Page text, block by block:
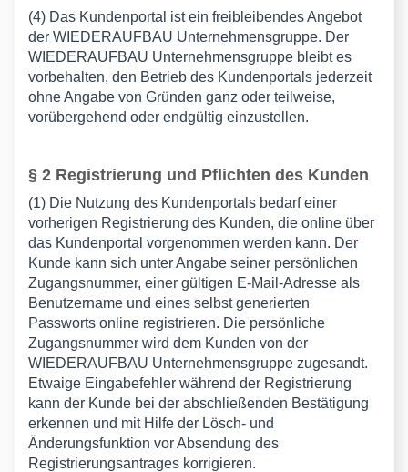
(4) Das Kundenportal ist ein freibleibendes Angebot
der WIEDERAUFBAU Unternehmensgruppe. Der
WIEDERAUFBAU Unternehmensgruppe bleibt es
vorbehalten, den Betrieb des Kundenportals jederzeit
ohne Angabe von Gründen ganz oder teilweise,
vorübergehend oder endgültig einzustellen.
§ 2 Registrierung und Pflichten des Kunden
(1) Die Nutzung des Kundenportals bedarf einer
vorherigen Registrierung des Kunden, die online über
das Kundenportal vorgenommen werden kann. Der
Kunde kann sich unter Angabe seiner persönlichen
Zugangsnummer, einer gültigen E-Mail-Adresse als
Benutzername und eines selbst generierten
Passworts online registrieren. Die persönliche
Zugangsnummer wird dem Kunden von der
WIEDERAUFBAU Unternehmensgruppe zugesandt.
Etwaige Eingabefehler während der Registrierung
kann der Kunde bei der abschließenden Bestätigung
erkennen und mit Hilfe der Lösch- und
Änderungsfunktion vor Absendung des
Registrierungsantrages korrigieren.